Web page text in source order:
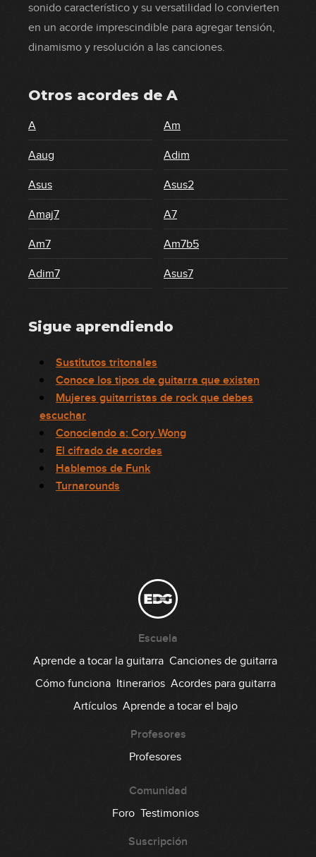
sonido característico y su versatilidad lo convierten
en un acorde imprescindible para agregar tensión,
dinamismo y resolución a las canciones.
Otros acordes de A
A Am
Aaug Adim
Asus Asus2
Amaj7 A7
Am7 Am7b5
Adim7 Asus7
Sigue aprendiendo
Sustitutos tritonales
Conoce los tipos de guitarra que existen
Mujeres guitarristas de rock que debes
escuchar
Conociendo a: Cory Wong
El cifrado de acordes
Hablemos de Funk
Turnarounds
Escuela
Aprende a tocar la guitarra Canciones de guitarra
Cómo funciona Itinerarios Acordes para guitarra
Artículos Aprende a tocar el bajo
Profesores
Profesores
Comunidad
Foro Testimonios
Suscripción